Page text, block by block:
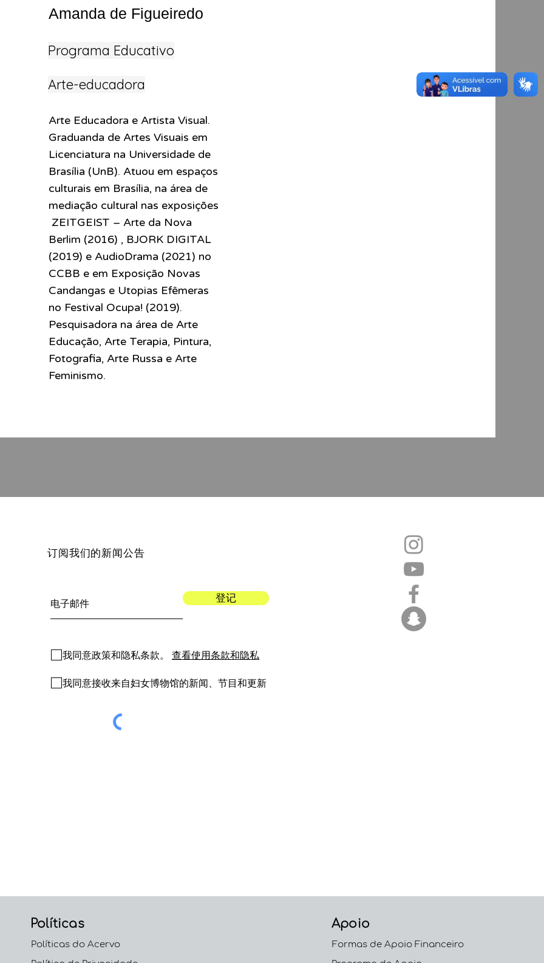
Amanda de Figueiredo
Programa Educativo
Arte-educadora
Arte Educadora e Artista Visual.
Graduanda de Artes Visuais em
Licenciatura na Universidade de
Brasília (UnB). Atuou em espaços
culturais em Brasília, na área de
mediação cultural nas exposições
ZEITGEIST – Arte da Nova
Berlim (2016) , BJORK DIGITAL
(2019) e AudioDrama (2021) no
CCBB e em Exposição Novas
Candangas e Utopias Efêmeras
no Festival Ocupa! (2019).
Pesquisadora na área de Arte
Educação, Arte Terapia, Pintura,
Fotografia, Arte Russa e Arte
Feminismo.
订阅我们的新闻公告
登记
我同意政策和隐私条款。 查看使用条款和隐私
我同意接收来自妇女博物馆的新闻、节目和更新
Políticas
Políticas do Acervo
Apoio
Formas de Apoio Financeiro